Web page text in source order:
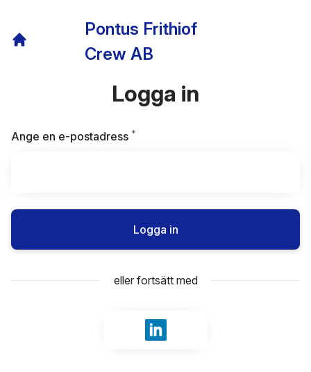
Pontus Frithiof
Crew AB
Logga in
Ange en e-postadress *
Logga in
eller fortsätt med
Logga in med LinkedIn